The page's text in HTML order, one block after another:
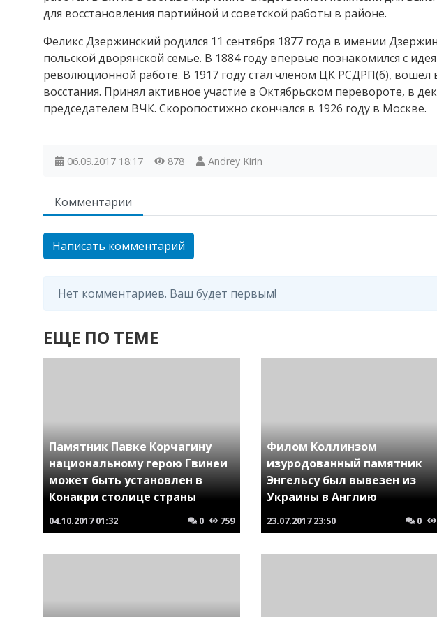
для восстановления партийной и советской работы в районе.
Феликс Дзержинский родился 11 сентября 1877 года в имении
польской дворянской семье. В 1884 году впервые познакомился с
революционной работе. В 1917 году стал членом ЦК РСДРП(б), вошел
восстания. Принял активное участие в Октябрьском перевороте, в
председателем ВЧК. Скоропостижно скончался в 1926 году в Москве.
06.09.2017 18:17 878 Andrey Kirin
Комментарии
Написать комментарий
Нет комментариев. Ваш будет первым!
ЕЩЕ ПО ТЕМЕ
Памятник Павке Корчагину
национальному герою Гвинеи
может быть установлен в
Конакри столице страны
04.10.2017 01:32 0 759
Филом Коллинзом
изуродованный памятник
Энгельсу был вывезен из
Украины в Англию
23.07.201723:50 0